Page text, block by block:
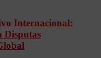
Internacional:
Disputas